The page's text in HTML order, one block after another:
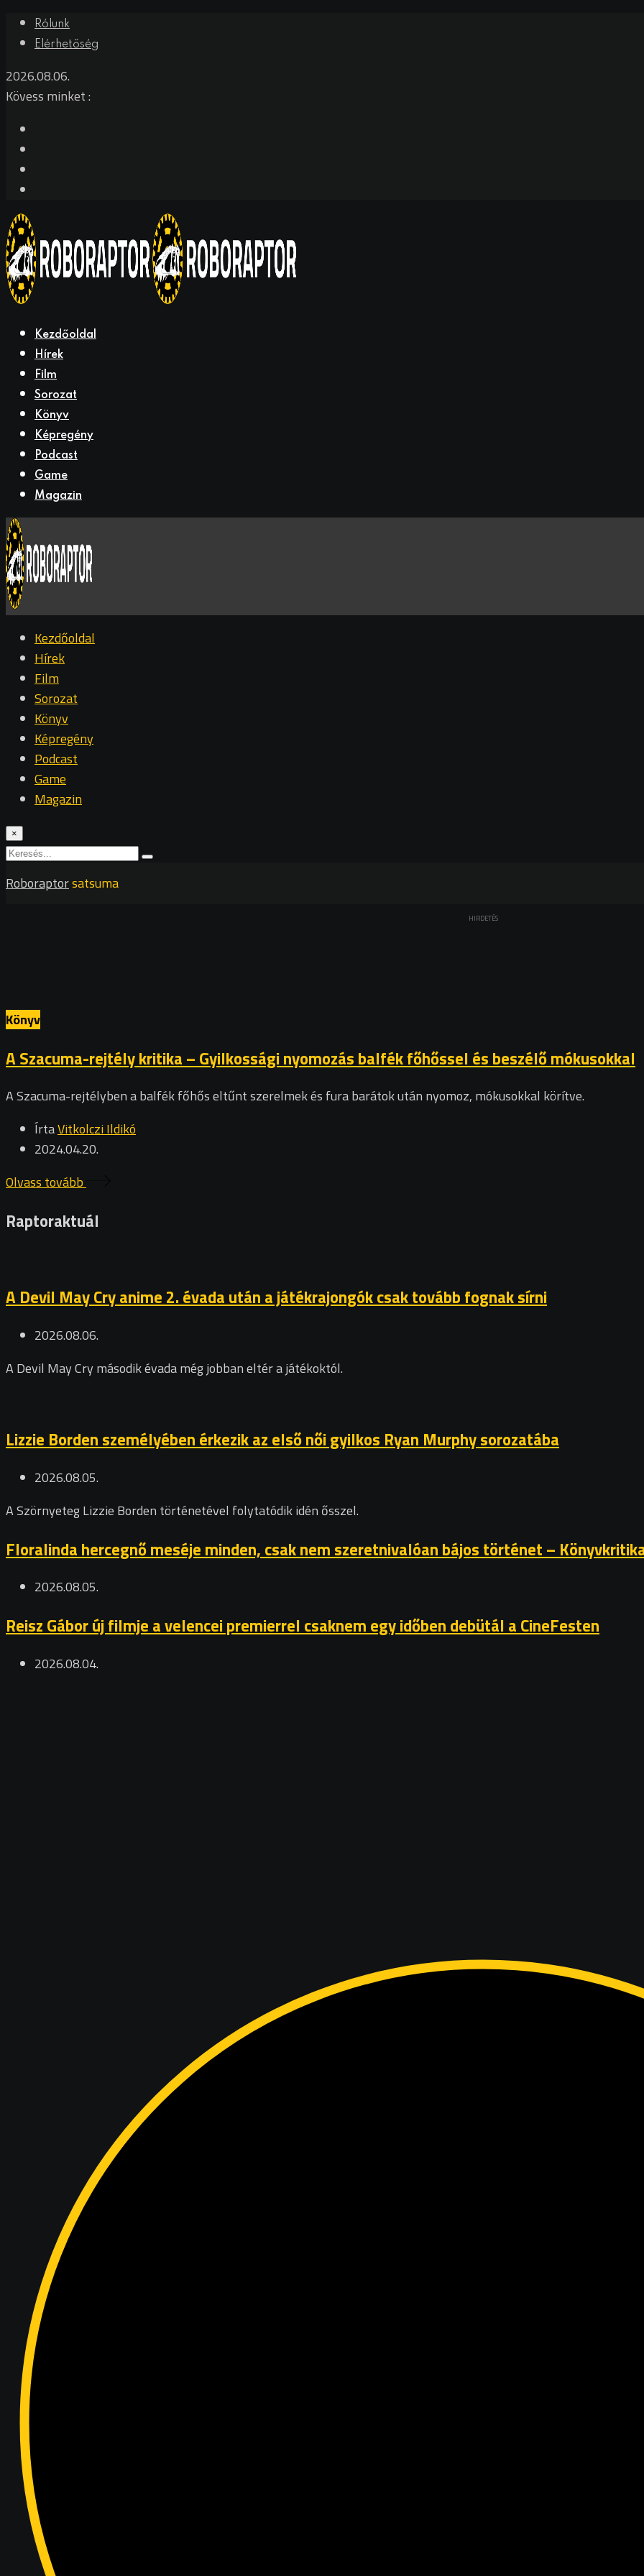
Rólunk
Elérhetőség
2026.08.06.
Kövess minket :
Kezdőoldal
Hírek
Film
Sorozat
Könyv
Képregény
Podcast
Game
Magazin
Kezdőoldal
Hírek
Film
Sorozat
Könyv
Képregény
Podcast
Game
Magazin
×
Roboraptorsatsuma
HIRDETÉS
Könyv
A Szacuma-rejtély kritika – Gyilkossági nyomozás balfék főhőssel és beszélő mókusokkal
A Szacuma-rejtélyben a balfék főhős eltűnt szerelmek és fura barátok után nyomoz, mókusokkal körítve.
ÍrtaVitkolczi Ildikó
2024.04.20.
Olvass tovább
Raptoraktuál
A Devil May Cry anime 2. évada után a játékrajongók csak tovább fognak sírni
2026.08.06.
A Devil May Cry második évada még jobban eltér a játékoktól.
Lizzie Borden személyében érkezik az első női gyilkos Ryan Murphy sorozatába
2026.08.05.
A Szörnyeteg Lizzie Borden történetével folytatódik idén ősszel.
Floralinda hercegnő meséje minden, csak nem szeretnivalóan bájos történet –
2026.08.05.
Reisz Gábor új filmje a velencei premierrel csaknem egy időben debütál a CineFesten
2026.08.04.